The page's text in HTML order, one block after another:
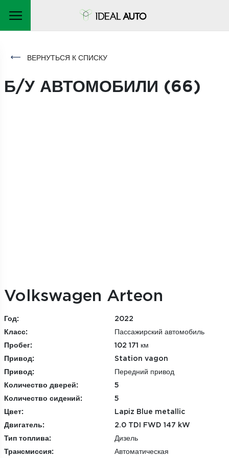
ВЕРНУТЬСЯ К СПИСКУ
Б/У АВТОМОБИЛИ (66)
Volkswagen Arteon
Год:
2022
Класс:
Пассажирский автомобиль
Пробег:
102 171 км
Привод:
Station vagon
Привод:
Передний привод
Количество дверей:
5
Количество сидений:
5
Цвет:
Lapiz Blue metallic
Двигатель:
2.0 TDI FWD 147 kW
Тип топлива:
Дизель
Трансмиссия:
Автоматическая